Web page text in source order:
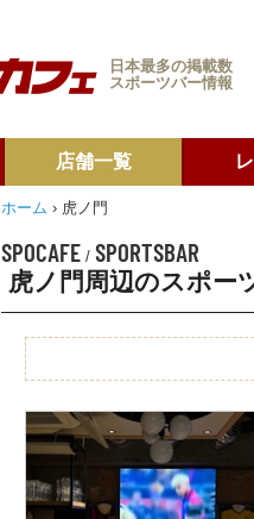
日本最多の掲載数
スポーツバー情報
店舗一覧
ホーム › 虎ノ門
SPOCAFE / SPORTSBAR
虎ノ門周辺のスポー